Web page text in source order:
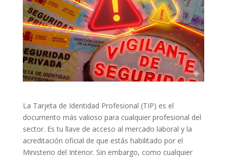
La Tarjeta de Identidad Profesional (TIP) es el
documento más valioso para cualquier profesional del
sector. Es tu llave de acceso al mercado laboral y la
acreditación oficial de que estás habilitado por el
Ministerio del Interior. Sin embargo, como cualquier